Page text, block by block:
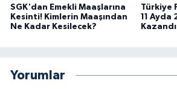
SGK'dan Emekli Maaşlarına
Kesinti! Kimlerin Maaşından
Ne Kadar Kesilecek?
Türkiye
11 Ayda
Kazandı
Yorumlar